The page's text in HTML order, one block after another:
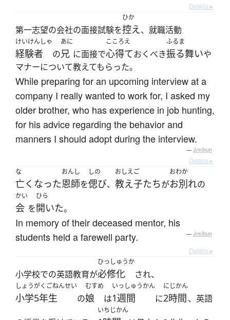
Details ▸
第一志望の会社の面接試験を
ひか
控え、就職活動
けいけんしゃ
経験者 の
あに
兄 に面接で
こころえ
心得ておくべき
ふるま
振る舞いや
マナーについて教えてもらった。
While preparing for an upcoming interview at a
company I really wanted to work for, I asked my
older brother, who has experience in job hunting,
for his advice regarding the behavior and
manners I should adopt during the interview.
— Jreibun
Details ▸
な
亡くなった
おんし
恩師を
しの
偲び、
おしえご
教え子たちが
おわか
お別れの
かい
会 を
ひら
開いた。
In memory of their deceased mentor, his
students held a farewell party.
— Jreibun
Details ▸
小学校での英語教育が
ひっしゅうか
必修化 され、
しょうがくごねんせい
小学5年生 の
むすめ
娘 は
いっしゅうかん
1週間 に
にじかん
2時間、英語
いちじかん